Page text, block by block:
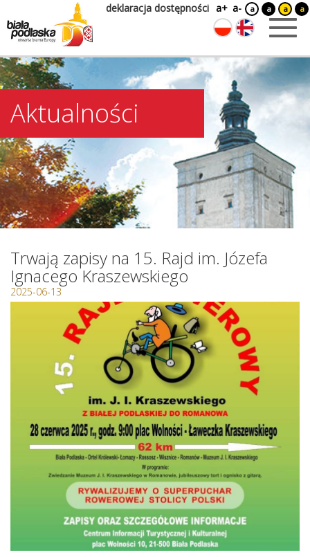
deklaracja dostępności a+ a- a a a a
Aktualności
Trwają zapisy na 15. Rajd im. Józefa
Ignacego Kraszewskiego
2025-06-13